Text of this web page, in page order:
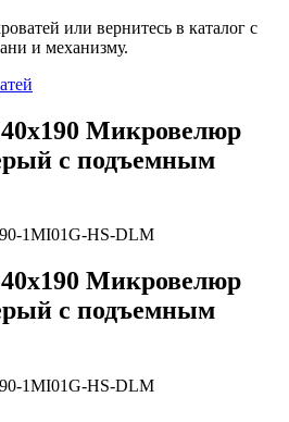
или вернитесь в каталог с
и механизму.
Микровелюр
с подъемным
1MI01G-HS-DLM
Микровелюр
с подъемным
1MI01G-HS-DLM